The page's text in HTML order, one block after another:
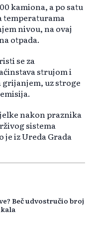
kamiona, a po satu
temperaturama
nivou, na ovaj
otpada.
se za
strujom i
uz stroge
nakon praznika
sistema
je iz Ureda Grada
Beč udvostručio broj